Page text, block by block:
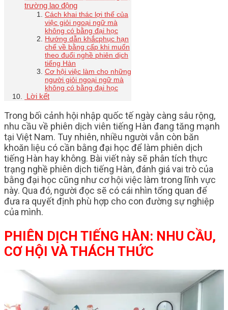
trường lao động
Cách khai thác lợi thế của
việc giỏi ngoại ngữ mà
không có bằng đại học
Hướng dẫn khắcphục hạn
chế về bằng cấp khi muốn
theo đuổi nghề phiên dịch
tiếng Hàn
Cơ hội việc làm cho những
người giỏi ngoại ngữ mà
không có bằng đại học
Lời kết
Trong bối cảnh hội nhập quốc tế ngày càng sâu rộng,
nhu cầu về phiên dịch viên tiếng Hàn đang tăng mạnh
tại Việt Nam. Tuy nhiên, nhiều người vẫn còn băn
khoăn liệu có cần bằng đại học để làm phiên dịch
tiếng Hàn hay không. Bài viết này sẽ phân tích thực
trạng nghề phiên dịch tiếng Hàn, đánh giá vai trò của
bằng đại học cũng như cơ hội việc làm trong lĩnh vực
này. Qua đó, người đọc sẽ có cái nhìn tổng quan để
đưa ra quyết định phù hợp cho con đường sự nghiệp
của mình.
PHIÊN DỊCH TIẾNG HÀN: NHU CẦU,
CƠ HỘI VÀ THÁCH THỨC